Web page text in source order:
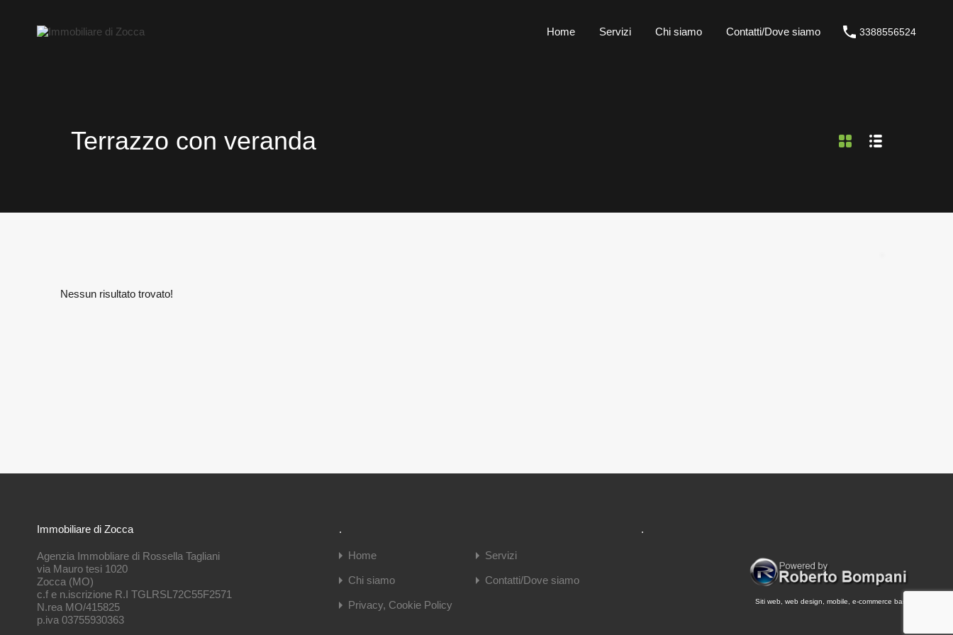
Home Servizi Chi siamo Contatti/Dove siamo 3388556524
Terrazzo con veranda
Nessun risultato trovato!
Immobiliare di Zocca
Agenzia Immobliare di Rossella Tagliani
via Mauro tesi 1020
Zocca (MO)
c.f e n.iscrizione R.I TGLRSL72C55F2571
N.rea MO/415825
p.iva 03755930363
.
Home Servizi
Chi siamo Contatti/Dove siamo
Privacy, Cookie Policy
.
Siti web, web design, mobile, e-commerce base.